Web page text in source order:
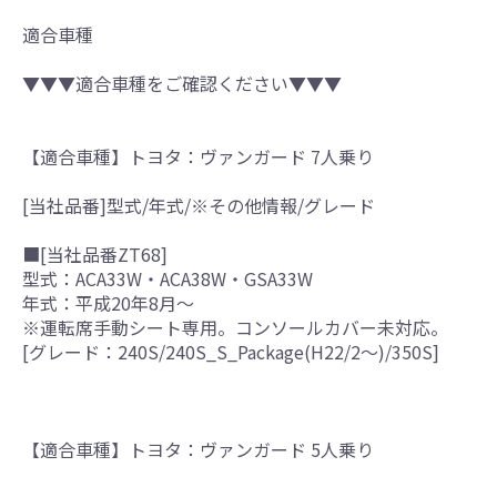
適合車種
▼▼▼適合車種をご確認ください▼▼▼
【適合車種】トヨタ：ヴァンガード 7人乗り
[当社品番]型式/年式/※その他情報/グレード
■[当社品番ZT68]
型式：ACA33W・ACA38W・GSA33W
年式：平成20年8月～
※運転席手動シート専用。コンソールカバー未対応。
[グレード：240S/240S_S_Package(H22/2～)/350S]
【適合車種】トヨタ：ヴァンガード 5人乗り